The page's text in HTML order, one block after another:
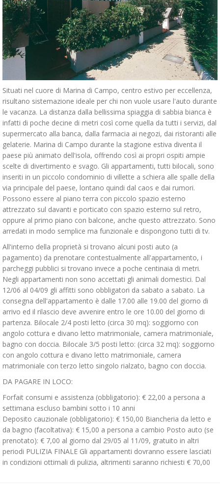
Situati nel cuore di Marina di Campo, centro estivo per eccellenza,
risultano sistemazione ideale per chi non vuole usare l'auto durante
le vacanza. La distanza dalla bellissima spiaggia di sabbia bianca è
infatti di poche decine di metri così come quella da tutti i servizi, dal
supermercato alla banca, dalla farmacia ai negozi, dai ristoranti alle
gelaterie. Marina di Campo durante la stagione estiva diventa il
paese più animato dell'isola, offrendo così ai propri ospiti ampie
scelte di divertimento e svago. Gli appartamenti, tutti bilocali, sono
inseriti in un piccolo condominio di villette a schiera alle spalle della
via principale del paese, lontano quindi dal caos e dai rumori.
Possono essere al piano terra con piccolo spazio esterno
attrezzato sul davanti e porticato con spazio esterno sul retro,
oppure al primo piano con balcone, anche questo attrezzato. Sono
arredati in modo semplice ma funzionale e dispongono tutti di tv.
All'interno della proprietà si trovano alcuni posti auto (a
pagamento) da prenotare contestualmente all'appartamento, i
parcheggi pubblici si trovano invece a poche centinaia di metri.
Negli appartamenti non sono accettati gli animali domestici. Dal
12/06 al 04/09 gli affitti sono obbligatori da sabato a sabato. La
consegna dell'appartamento è dalle 17.00 alle 19.00 del giorno di
arrivo ed il rilascio deve avvenire entro le ore 10.00 del giorno di
partenza. Bilocale 2/4 posti letto (circa 30 mq): soggiorno con
angolo cottura e divano letto matrimoniale, camera matrimoniale,
bagno con doccia. Bilocale 3/5 posti letto: (circa 32 mq): soggiorno
con angolo cottura e divano letto matrimoniale, camera
matrimoniale con terzo letto singolo rialzato, bagno con doccia.
DA PAGARE IN LOCO:
Forfait consumi e assistenza (obbligatorio): € 22,00 a persona a
settimana escluso bambini sotto i 10 anni
Deposito cauzionale (obbligatorio): € 150,00 Biancheria da letto e
da bagno (facoltativa): € 15,00 a persona a cambio Posto auto (se
prenotato): € 7,00 al giorno dal 29/05 al 11/09, gratuito in altri
periodi PULIZIA FINALE Gli appartamenti dovranno essere lasciati
in condizioni ottimali di pulizia, altrimenti saranno richiesti € 70,00